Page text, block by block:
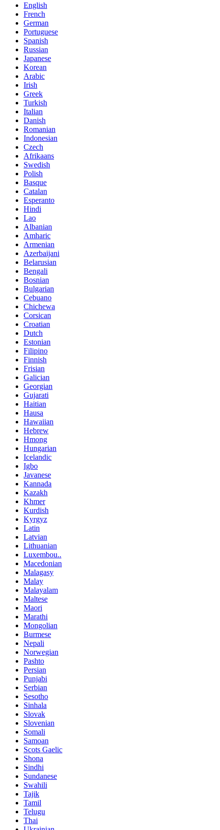
English
French
German
Portuguese
Spanish
Russian
Japanese
Korean
Arabic
Irish
Greek
Turkish
Italian
Danish
Romanian
Indonesian
Czech
Afrikaans
Swedish
Polish
Basque
Catalan
Esperanto
Hindi
Lao
Albanian
Amharic
Armenian
Azerbaijani
Belarusian
Bengali
Bosnian
Bulgarian
Cebuano
Chichewa
Corsican
Croatian
Dutch
Estonian
Filipino
Finnish
Frisian
Galician
Georgian
Gujarati
Haitian
Hausa
Hawaiian
Hebrew
Hmong
Hungarian
Icelandic
Igbo
Javanese
Kannada
Kazakh
Khmer
Kurdish
Kyrgyz
Latin
Latvian
Lithuanian
Luxembou..
Macedonian
Malagasy
Malay
Malayalam
Maltese
Maori
Marathi
Mongolian
Burmese
Nepali
Norwegian
Pashto
Persian
Punjabi
Serbian
Sesotho
Sinhala
Slovak
Slovenian
Somali
Samoan
Scots Gaelic
Shona
Sindhi
Sundanese
Swahili
Tajik
Tamil
Telugu
Thai